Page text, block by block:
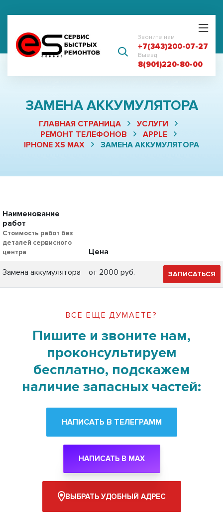
Звоните нам
+7(343)200-07-27
Выезд
8(901)220-80-00
ЗАМЕНА АККУМУЛЯТОРА
ГЛАВНАЯ СТРАНИЦА
УСЛУГИ
РЕМОНТ ТЕЛЕФОНОВ
APPLE
IPHONE XS MAX
ЗАМЕНА АККУМУЛЯТОРА
Наименование
работ
Стоимость работ без
деталей сервисного
центра
Цена
Замена аккумулятора от 2000 руб. ЗАПИСАТЬСЯ
ВСЕ ЕЩЕ ДУМАЕТЕ?
Пишите и звоните нам,
проконсультируем
бесплатно, подскажем
наличие запасных частей:
НАПИСАТЬ В ТЕЛЕГРАММ
НАПИСАТЬ В MAX
ВЫБРАТЬ УДОБНЫЙ АДРЕС